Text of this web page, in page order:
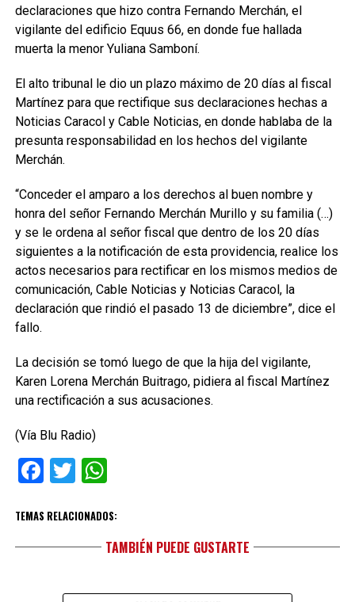
declaraciones que hizo contra Fernando Merchán, el
vigilante del edificio Equus 66, en donde fue hallada
muerta la menor Yuliana Samboní.
El alto tribunal le dio un plazo máximo de 20 días al fiscal
Martínez para que rectifique sus declaraciones hechas a
Noticias Caracol y Cable Noticias, en donde hablaba de la
presunta responsabilidad en los hechos del vigilante
Merchán.
“Conceder el amparo a los derechos al buen nombre y
honra del señor Fernando Merchán Murillo y su familia (…)
y se le ordena al señor fiscal que dentro de los 20 días
siguientes a la notificación de esta providencia, realice los
actos necesarios para rectificar en los mismos medios de
comunicación, Cable Noticias y Noticias Caracol, la
declaración que rindió el pasado 13 de diciembre”, dice el
fallo.
La decisión se tomó luego de que la hija del vigilante,
Karen Lorena Merchán Buitrago, pidiera al fiscal Martínez
una rectificación a sus acusaciones.
(Vía Blu Radio)
Facebook
TwitterWhatsApp
TEMAS RELACIONADOS:
TAMBIÉN PUEDE GUSTARTE